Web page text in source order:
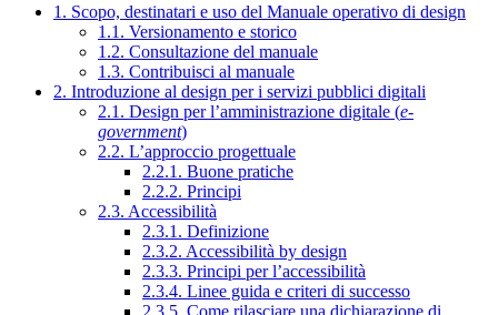
1. Scopo, destinatari e uso del Manuale operativo di design
1.1. Versionamento e storico
1.2. Consultazione del manuale
1.3. Contribuisci al manuale
2. Introduzione al design per i servizi pubblici digitali
2.1. Design per l’amministrazione digitale (e-
government)
2.2. L’approccio progettuale
2.2.1. Buone pratiche
2.2.2. Principi
2.3. Accessibilità
2.3.1. Definizione
2.3.2. Accessibilità by design
2.3.3. Principi per l’accessibilità
2.3.4. Linee guida e criteri di successo
2.3.5. Come rilasciare una dichiarazione di